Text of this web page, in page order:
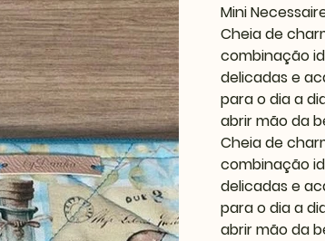
Mini
Cheia de
combinação
delicadas e
para o dia a
abrir mão da
Cheia de
combinação
delicadas e
para o dia a
abrir mão da